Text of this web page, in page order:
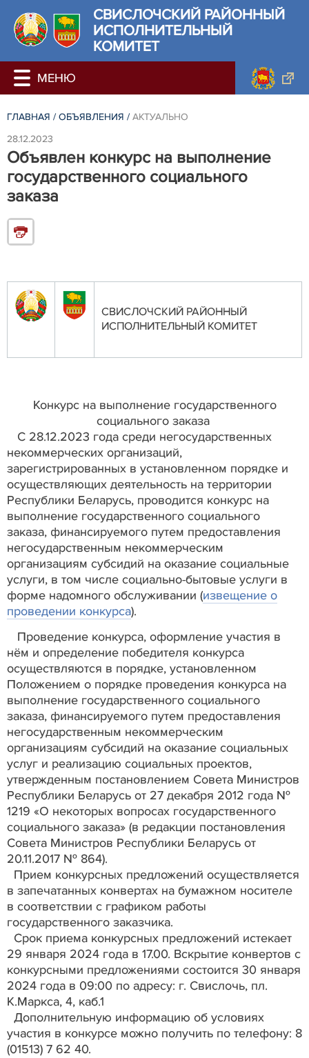
СВИСЛОЧСКИЙ РАЙОННЫЙ
ИСПОЛНИТЕЛЬНЫЙ
КОМИТЕТ
ГЛАВНАЯ / ОБЪЯВЛЕНИЯ / АКТУАЛЬНО
28.12.2023
Объявлен конкурс на выполнение
государственного социального
заказа
СВИСЛОЧСКИЙ РАЙОННЫЙ
ИСПОЛНИТЕЛЬНЫЙ КОМИТЕТ
Конкурс на выполнение государственного
социального заказа
С 28.12.2023 года среди негосударственных
некоммерческих организаций,
зарегистрированных в установленном порядке и
осуществляющих деятельность на территории
Республики Беларусь, проводится конкурс на
выполнение государственного социального
заказа, финансируемого путем предоставления
негосударственным некоммерческим
организациям субсидий на оказание социальные
услуги, в том числе социально-бытовые услуги в
форме надомного обслуживании (извещение о
проведении конкурса).
Проведение конкурса, оформление участия в
нём и определение победителя конкурса
осуществляются в порядке, установленном
Положением о порядке проведения конкурса на
выполнение государственного социального
заказа, финансируемого путем предоставления
негосударственным некоммерческим
организациям субсидий на оказание социальных
услуг и реализацию социальных проектов,
утвержденным постановлением Совета Министров
Республики Беларусь от 27 декабря 2012 года №
1219 «О некоторых вопросах государственного
социального заказа» (в редакции постановления
Совета Министров Республики Беларусь от
20.11.2017 № 864).
Прием конкурсных предложений осуществляется
в запечатанных конвертах на бумажном носителе
в соответствии с графиком работы
государственного заказчика.
Срок приема конкурсных предложений истекает
29 января 2024 года в 17.00. Вскрытие конвертов с
конкурсными предложениями состоится 30 января
2024 года в 09:00 по адресу: г. Свислочь, пл.
К.Маркса, 4, каб.1
Дополнительную информацию об условиях
участия в конкурсе можно получить по телефону: 8
(01513) 7 62 40.